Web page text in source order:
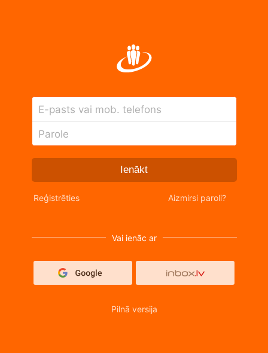
E-pasts vai mob. telefons
Parole
Ienākt
Reģistrēties Aizmirsi paroli?
Vai ienāc ar
Pilnā versija